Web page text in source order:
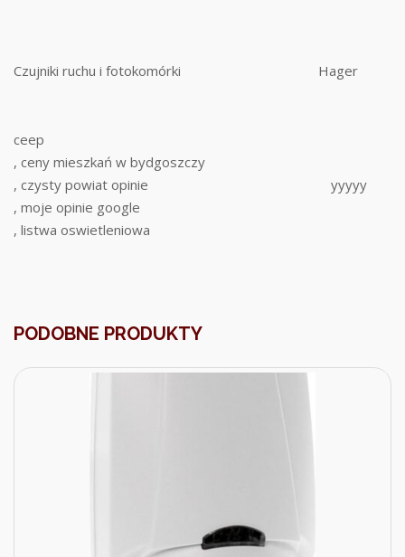
Czujniki ruchu i fotokomórki Hager
ceep
, ceny mieszkań w bydgoszczy
, czysty powiat opinie
, moje opinie google
, listwa oswietleniowa
yyyyy
PODOBNE PRODUKTY